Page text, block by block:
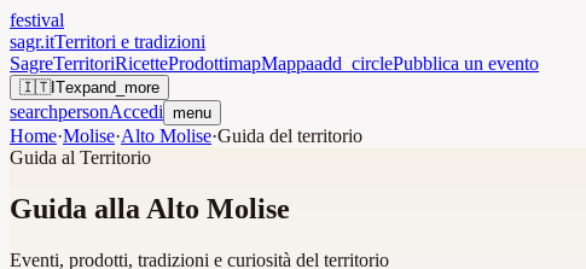
festival
sagr.itTerritori e tradizioni
SagreTerritoriRicetteProdottimapMappaadd_circlePubblica un evento
🇮🇹ITexpand_more
searchpersonAccedi menu
Home·Molise·Alto Molise·Guida del territorio
Guida al Territorio
Guida alla Alto Molise
Eventi, prodotti, tradizioni e curiosità del territorio